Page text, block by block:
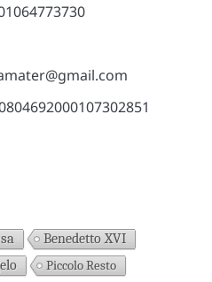
Benedetto XVI
Piccolo Resto